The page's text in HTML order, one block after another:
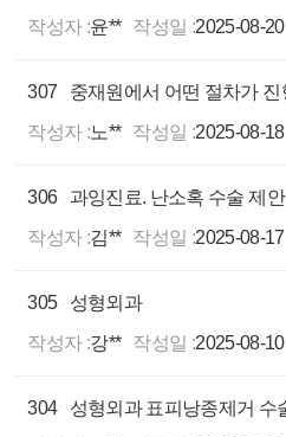
작성자 :윤** 작성일 :2025-08-20
307
작성자 :노** 작성일 :2025-08-18
306
작성자 :김** 작성일 :2025-08-17
305
성형외과
작성자 :강** 작성일 :2025-08-10
304